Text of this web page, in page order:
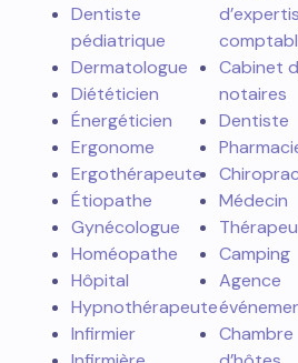
Dentiste
pédiatrique
Dermatologue
Diététicien
Énergéticien
Ergonome
Ergothérapeute
Étiopathe
Gynécologue
Homéopathe
Hôpital
Hypnothérapeute
Infirmier
Cabinet
notaires
Dentiste
Médecin
Camping
Agence
Chambre